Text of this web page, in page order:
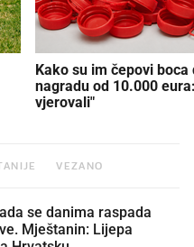
Kako su im čepovi boca
nagradu od 10.000
vjerovali"
VEZANO
se danima raspada
Mještanin: Lijepa